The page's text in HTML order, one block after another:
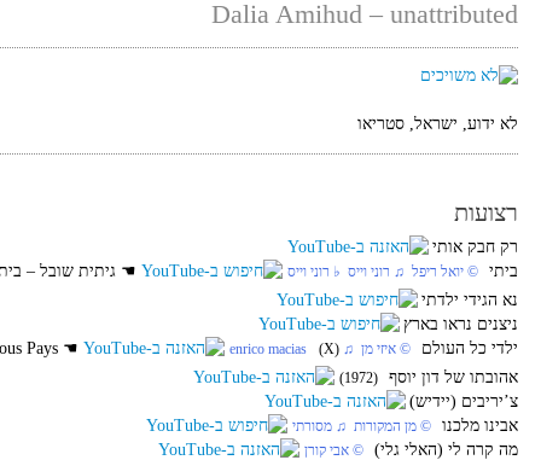
Dalia Amihud – unattributed
לא ידוע, ישראל, סטריאו
רצועות
רק חבק אותי
ביתי ‏ © יואל ריפל‏ ♫ רוני וייס‏ ♭ רוני וייס ☚ גיתית שובל –
נא הגידי ילדתי
ניצנים נראו בארץ
ילדי כל העולם ‏ © איזי מן‏ ♫ enrico macias (X)
☚
אהובתו של דון יוסף
(1972)
צ’יריבים (יידיש)
אבינו מלכנו ‏ © מן המקורות‏ ♫ מסורתי
מה קרה לי (האלי גלי) ‏ © אבי קורן